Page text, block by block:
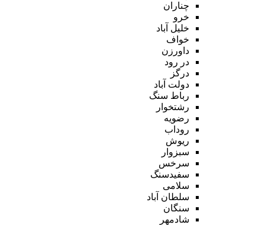
چناران
خرو
خلیل آباد
خواف
داورزن
در رود
درگز
دولت آباد
رباط سنگ
رشتخوار
رضویه
روداب
ریوش
سبزوار
سرخس
سفیدسنگ
سلامی
سلطان آباد
سنگان
شادمهر